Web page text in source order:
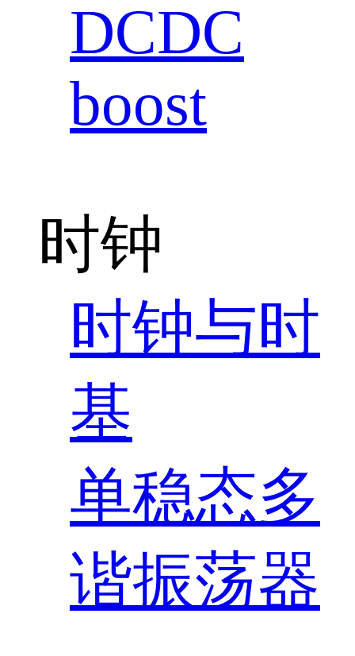
DCDC
boost
时钟
时钟与时
基
单稳态多
谐振荡器